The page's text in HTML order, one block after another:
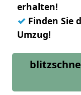
erhalten!
✓ Finden Sie
Umzug!